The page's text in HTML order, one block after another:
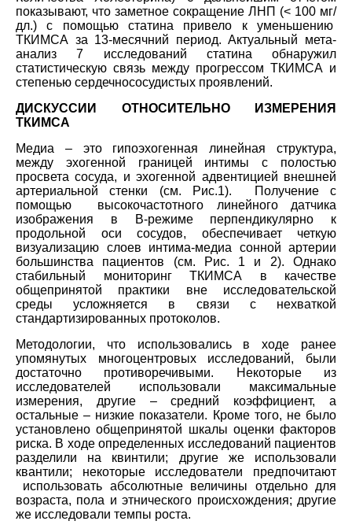
показывают, что заметное сокращение ЛНП (< 100 мг/
дл.) с помощью статина привело к уменьшению
ТКИМСА за 13-месячний период. Актуальный мета-
анализ 7 исследований статина обнаружил
статистическую связь между прогрессом ТКИМСА и
степенью сердечнососудистых проявлений.
ДИСКУССИИ ОТНОСИТЕЛЬНО ИЗМЕРЕНИЯ
ТКИМСА
Медиа – это гипоэхогенная линейная структура,
между эхогенной границей интимы с полостью
просвета сосуда, и эхогенной адвентицией внешней
артериальной стенки (см. Рис.1). Получение с
помощью высокочастотного линейного датчика
изображения в В-режиме перпендикулярно к
продольной оси сосудов, обеспечивает четкую
визуализацию слоев интима-медиа сонной артерии
большинства пациентов (см. Рис. 1 и 2). Однако
стабильный мониторинг ТКИМСА в качестве
общепринятой практики вне исследовательской
среды усложняется в связи с нехваткой
стандартизированных протоколов.
Методологии, что использовались в ходе ранее
упомянутых многоцентровых исследований, были
достаточно противоречивыми. Некоторые из
исследователей использовали максимальные
измерения, другие – средний коэффициент, а
остальные – низкие показатели. Кроме того, не было
установлено общепринятой шкалы оценки факторов
риска. В ходе определенных исследований пациентов
разделили на квинтили; другие же использовали
квантили; некоторые исследователи предпочитают
использовать абсолютные величины отдельно для
возраста, пола и этнического происхождения; другие
же исследовали темпы роста.